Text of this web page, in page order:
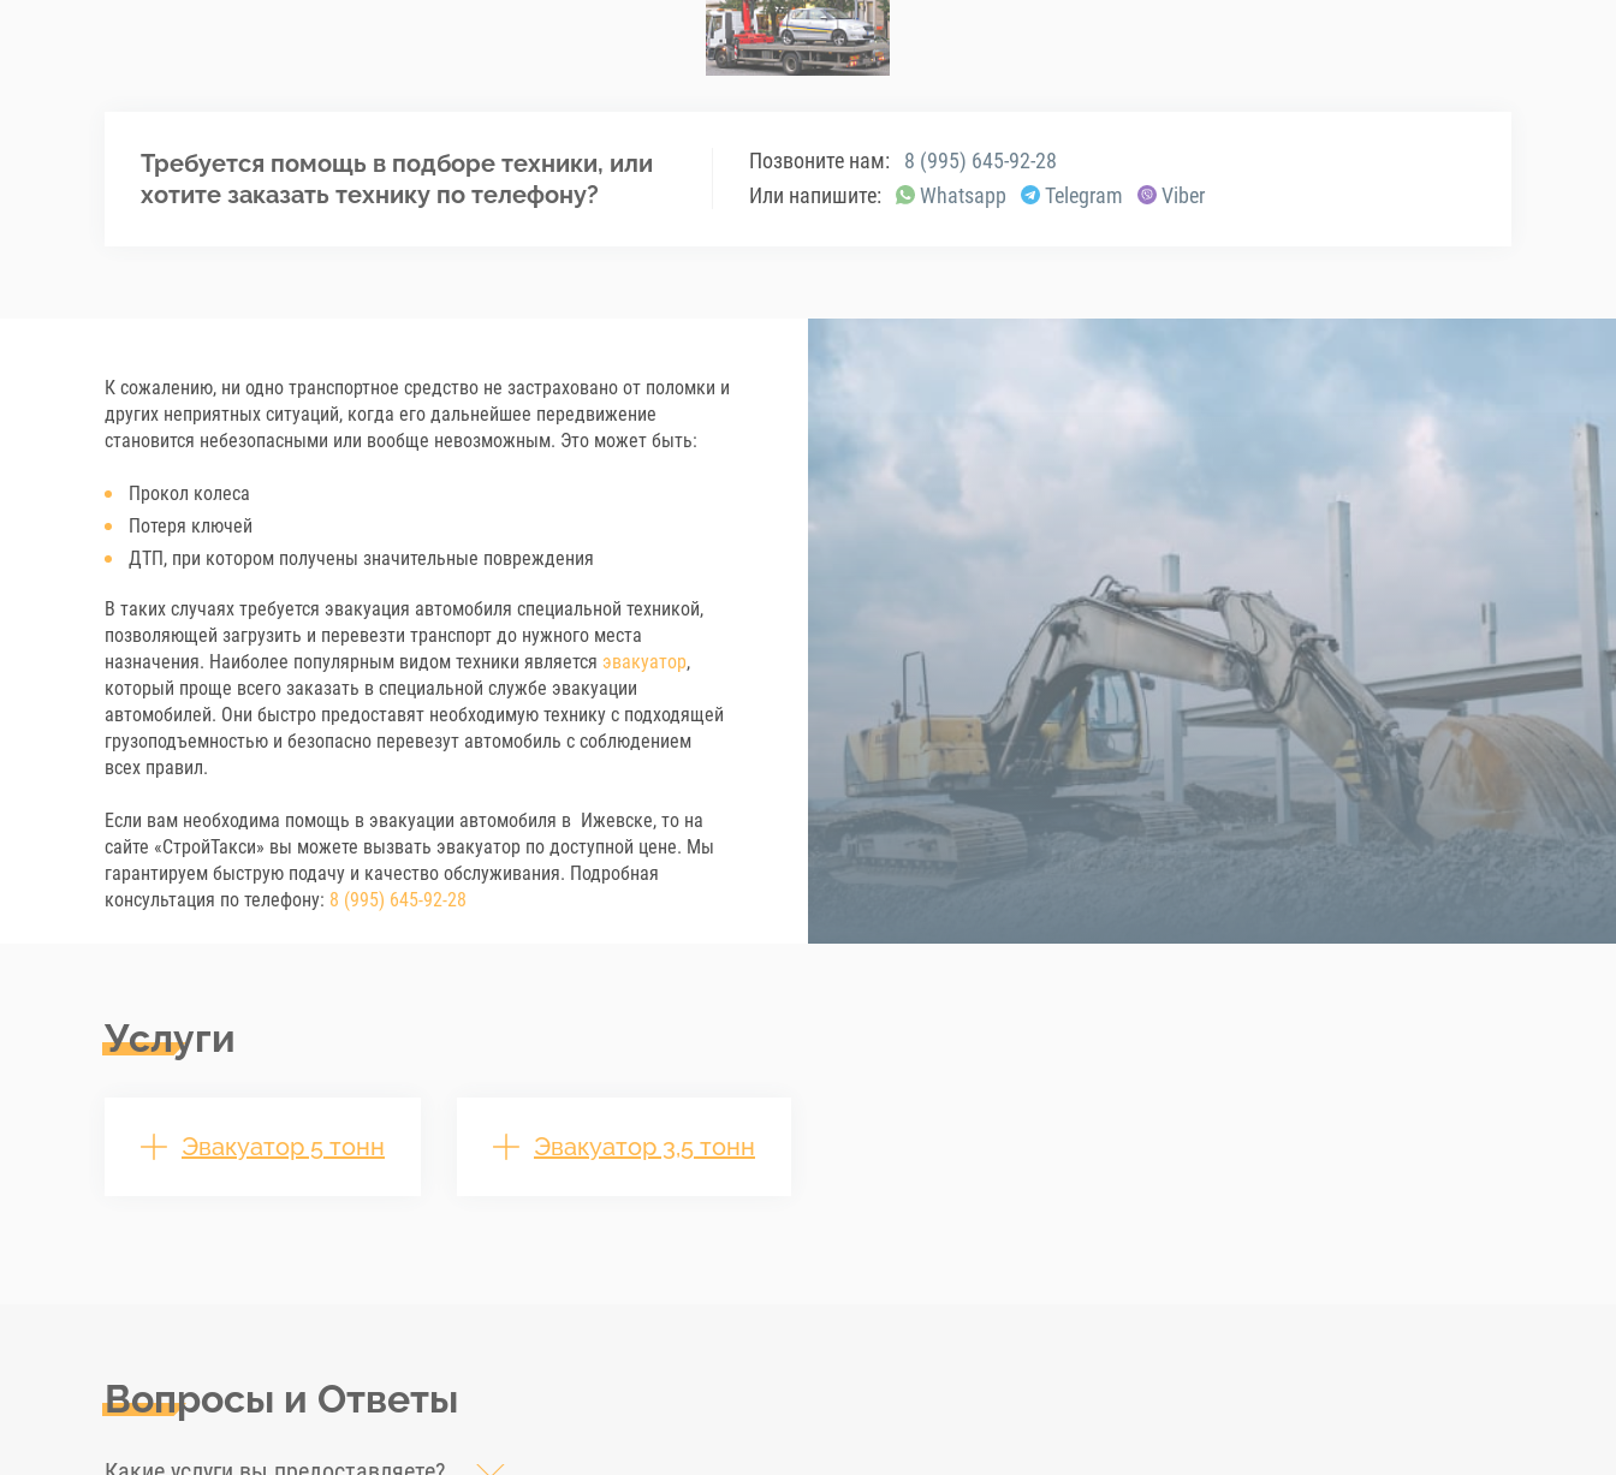
Требуется помощь в подборе техники, или
хотите заказать технику по телефону?
Позвоните нам:
8 (995) 645-92-28
Или напишите:
Whatsapp Telegram Viber
К сожалению, ни одно транспортное средство не застраховано от поломки и
других неприятных ситуаций, когда его дальнейшее передвижение
становится небезопасными или вообще невозможным. Это может быть:
Прокол колеса
Потеря ключей
ДТП, при котором получены значительные повреждения
В таких случаях требуется эвакуация автомобиля специальной техникой,
позволяющей загрузить и перевезти транспорт до нужного места
назначения. Наиболее популярным видом техники является эвакуатор,
который проще всего заказать в специальной службе эвакуации
автомобилей. Они быстро предоставят необходимую технику с подходящей
грузоподъемностью и безопасно перевезут автомобиль с соблюдением
всех правил.
Если вам необходима помощь в эвакуации автомобиля в Ижевске, то на
сайте «СтройТакси» вы можете вызвать эвакуатор по доступной цене. Мы
гарантируем быструю подачу и качество обслуживания. Подробная
консультация по телефону: 8 (995) 645-92-28
Услуги
Эвакуатор 5 тонн Эвакуатор 3,5 тонн
Вопросы и Ответы